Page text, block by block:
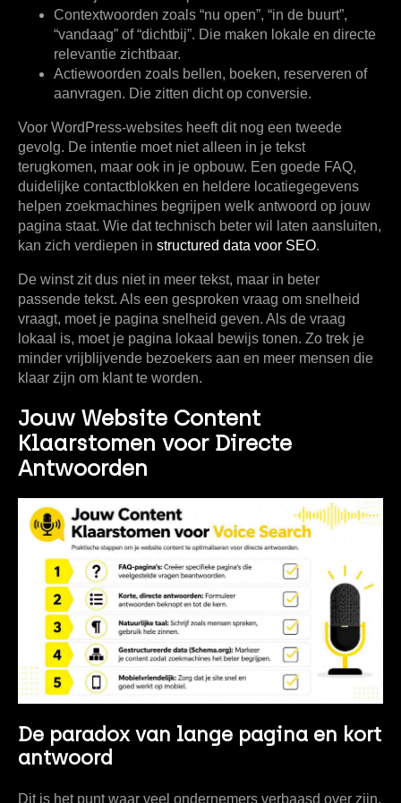
Contextwoorden zoals “nu open”, “in de buurt”,
“vandaag” of “dichtbij”. Die maken lokale en directe
relevantie zichtbaar.
Actiewoorden zoals bellen, boeken, reserveren of
aanvragen. Die zitten dicht op conversie.
Voor WordPress-websites heeft dit nog een tweede
gevolg. De intentie moet niet alleen in je tekst
terugkomen, maar ook in je opbouw. Een goede FAQ,
duidelijke contactblokken en heldere locatiegegevens
helpen zoekmachines begrijpen welk antwoord op jouw
pagina staat. Wie dat technisch beter wil laten aansluiten,
kan zich verdiepen in structured data voor SEO.
De winst zit dus niet in meer tekst, maar in beter
passende tekst. Als een gesproken vraag om snelheid
vraagt, moet je pagina snelheid geven. Als de vraag
lokaal is, moet je pagina lokaal bewijs tonen. Zo trek je
minder vrijblijvende bezoekers aan en meer mensen die
klaar zijn om klant te worden.
Jouw Website Content
Klaarstomen voor Directe
Antwoorden
De paradox van lange pagina en kort
antwoord
Dit is het punt waar veel ondernemers verbaasd over zijn.